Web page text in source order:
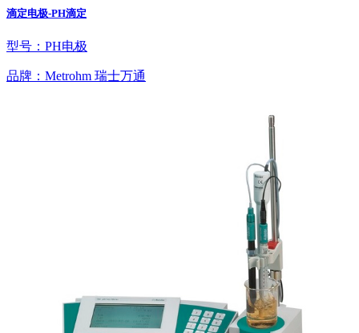
滴定电极-PH滴定
型号：PH电极
品牌：Metrohm 瑞士万通